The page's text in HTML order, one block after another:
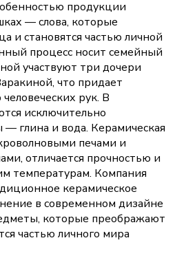
продукции
— слова, которые
и становятся частью личной
процесс носит семейный
участвуют три дочери
что придает
рук. В
исключительно
глина и вода. Керамическая
печами и
отличается прочностью и
температурам. Компания
керамическое
в современном дизайне
которые преображают
частью личного мира